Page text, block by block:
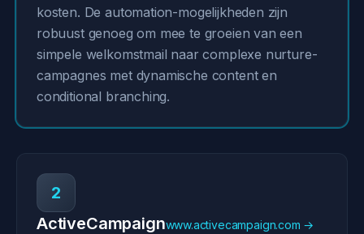
kosten. De automation-mogelijkheden zijn
robuust genoeg om mee te groeien van een
simpele welkomstmail naar complexe nurture-
campagnes met dynamische content en
conditional branching.
2
ActiveCampaignwww.activecampaign.com →